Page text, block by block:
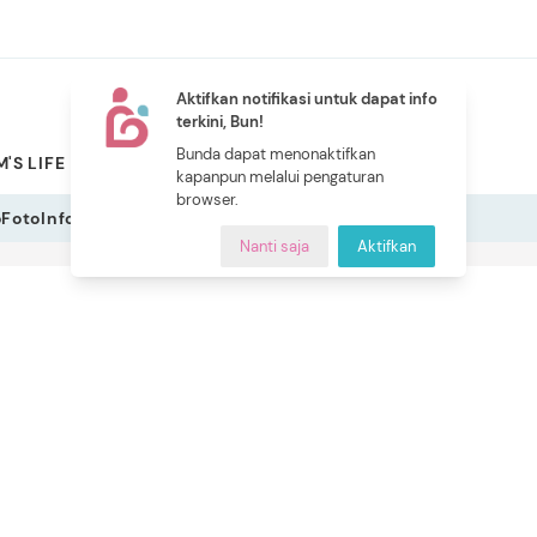
Aktifkan notifikasi untuk dapat info
terkini, Bun!
Bunda dapat menonaktifkan
kapanpun melalui pengaturan
browser.
Nanti saja Aktifkan
LIFE PILIHAN BUNDA
NEW
CERITA BUNDA
FotoInfografis